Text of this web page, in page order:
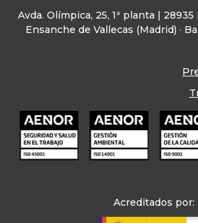
Acreditados por:
Avda. Olímpica, 25, 1ª planta |
Ensanche de Vallecas (Madrid) ·